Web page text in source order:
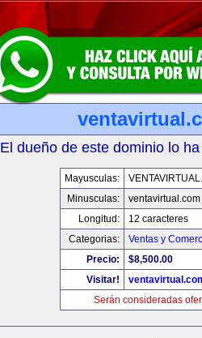
El dueño de este dominio lo
Mayusculas:
Minusculas:
ventavirtual.com
Longitud:
12 caracteres
Categorias:
Ventas y
Precio:
$8,500.00
Visitar!
Serán consideradas